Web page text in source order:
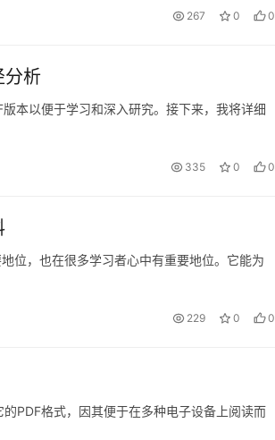
267 0 0
分析
本以便于学习和深入研究。接下来，我将详细
335 0 0
位，也在很多学习者心中有重要地位。它能为
229 0 0
PDF格式，因其便于在多种电子设备上阅读而